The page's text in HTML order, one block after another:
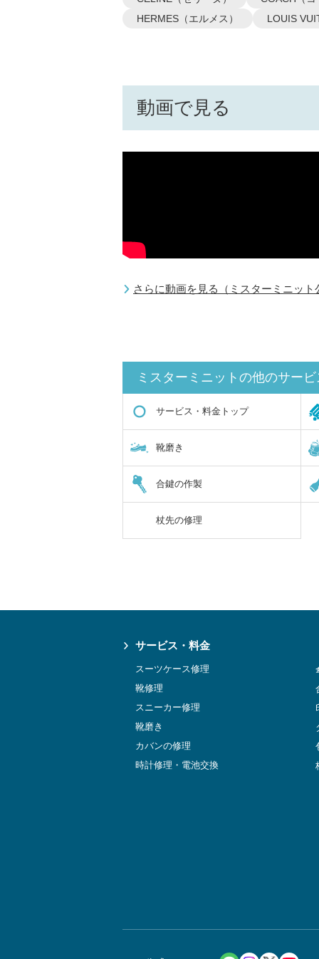
HERMES（エルメス）
LOUIS
動画で見る
さらに動画を見る（ミスターミニット
ミスターミニットの他のサービ
サービス・料金トップ
靴磨き
合鍵の作製
杖先の修理
サービス・料金
スーツケース修理
靴修理
スニーカー修理
靴磨き
カバンの修理
時計修理・電池交換